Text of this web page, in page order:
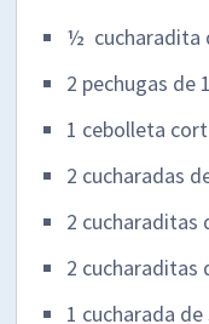
½ cucharadita
2 pechugas de
1 cebolleta
2 cucharadas
2 cucharaditas
2 cucharaditas
1 cucharada